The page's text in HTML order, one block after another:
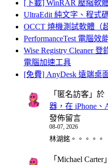
[下載] WinRAR 壓縮軟
UltraEdit 純文字、程式
OCCT 燒機測試軟體（
PerformanceTest 電腦
Wise Registry Cleaner
電腦加速工具
[免費] AnyDesk 遠端桌
「 匿名訪客 」於
器，在 iPhone、
發佈留言
08-07, 2026
林湖銘。。。。。
「 Michael Carter